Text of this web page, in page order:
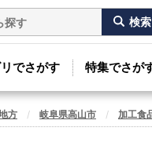
でさがす 特集でさが
方 岐阜県高山市 加工食